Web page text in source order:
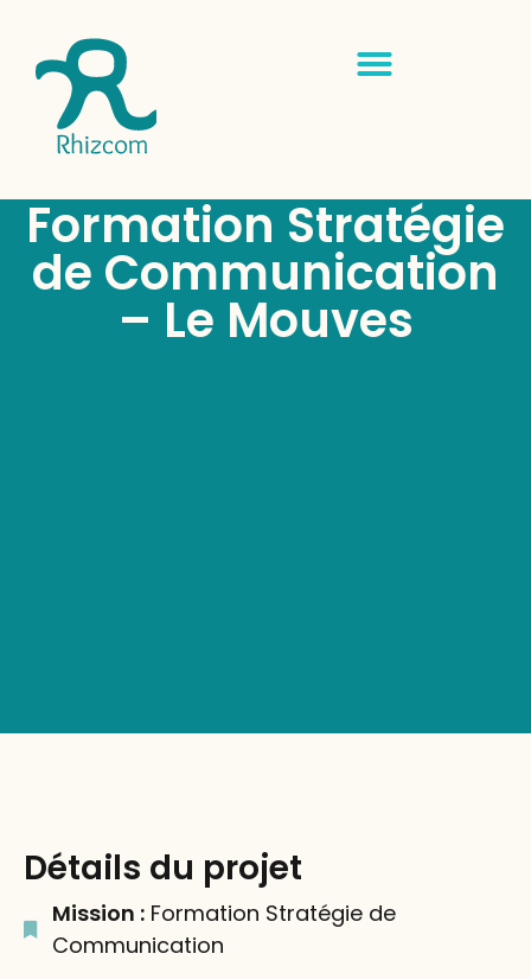
Formation Stratégie
de Communication
– Le Mouves
Détails du projet
Mission :Formation Stratégie de
Communication